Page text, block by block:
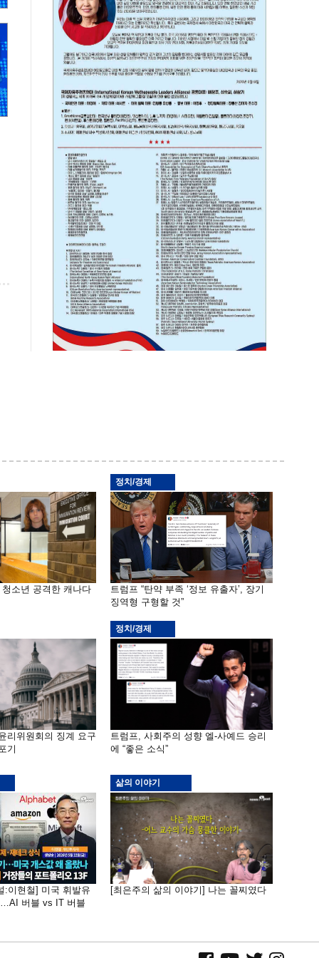
청소년 공격한 캐나다
정치/경제
트럼프 “탄약 부족 ‘정보 유출자’, 장기
징역형 구형할 것”
리위원회의 징계 요구
기
정치/경제
트럼프, 사회주의 성향 엘-사예드 승리
에 “좋은 소식”
:이현철] 미국 휘발유
버블 vs IT 버블
삶의 이야기
[최은주의 삶의 이야기] 나는 꼴찌였다